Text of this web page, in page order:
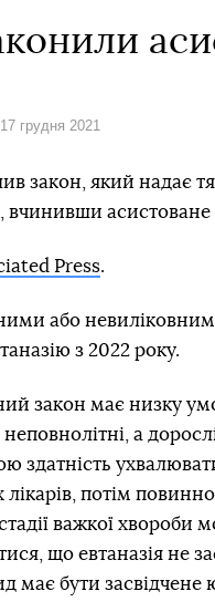
грудня 2021
закон, який надає
вчинивши асистоване
Press.
або
з 2022 року.
закон має низку
а
здатність
потім
важкої хвороби
що евтаназія не
має бути